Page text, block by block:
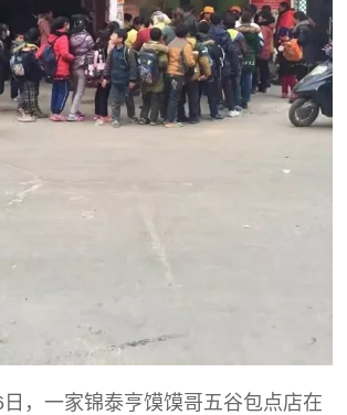
，一家锦泰亨馍馍哥五谷包点店在